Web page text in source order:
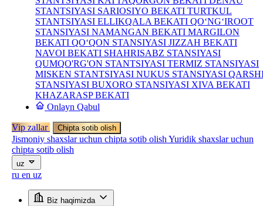
STANTSIYASI SARIOSIYO BEKATI TURTKUL
STANTSIYASI ELLIKQALA BEKATI QO‘NG‘IROOT
STANSIYASI NAMANGAN BEKATI MARGILON
BEKATI QO‘QON STANSIYASI JIZZAH BEKATI
NAVOI BEKATI SHAHRISABZ STANSIYASI
QUMQO'RG'ON STANTSIYASI TERMIZ STANSIYASI
MISKEN STANTSIYASI NUKUS STANSIYASI
STANSIYASI BUXORO STANSIYASI XIVA BEKATI
KHAZARASP BEKATI
Onlayn Qabul
Vip zallar Chipta sotib olish
Jismoniy shaxslar uchun chipta sotib olish Yuridik shaxslar uchun
chipta sotib olish
uz
ru en uz
Biz haqimizda